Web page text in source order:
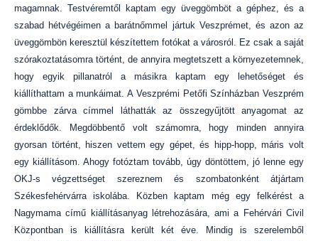
magamnak. Testvéremtől kaptam egy üveggömböt a géphez, és a
szabad hétvégéimen a barátnőmmel jártuk Veszprémet, és azon az
üveggömbön keresztül készítettem fotókat a városról. Ez csak a saját
szórakoztatásomra történt, de annyira megtetszett a környezetemnek,
hogy egyik pillanatról a másikra kaptam egy lehetőséget és
kiállíthattam a munkáimat. A Veszprémi Petőfi Színházban Veszprém
gömbbe zárva címmel láthatták az összegyűjtött anyagomat az
érdeklődők. Megdöbbentő volt számomra, hogy minden annyira
gyorsan történt, hiszen vettem egy gépet, és hipp-hopp, máris volt
egy kiállításom. Ahogy fotóztam tovább, úgy döntöttem, jó lenne egy
OKJ-s végzettséget szereznem és szombatonként átjártam
Székesfehérvárra iskolába. Közben kaptam még egy felkérést a
Nagymama című kiállításanyag létrehozására, ami a Fehérvári Civil
Központban is kiállításra került két éve. Mindig is szerelemből